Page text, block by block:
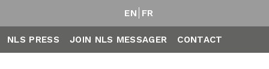
EN FR
NLS PRESS JOIN NLS MESSAGER CONTACT